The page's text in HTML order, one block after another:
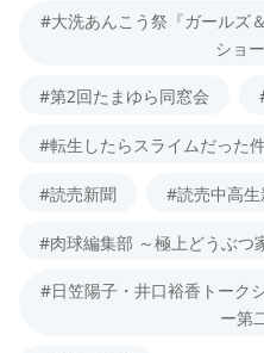
#大洗あんこう祭『ガールズ
ショ
#第2回たまゆら同窓会
#転生したらスライムだった
#読売新聞 #読売中高
#肉球編集部 ～極上どうぶつ
#日笠陽子・井口裕香トーク
ー第